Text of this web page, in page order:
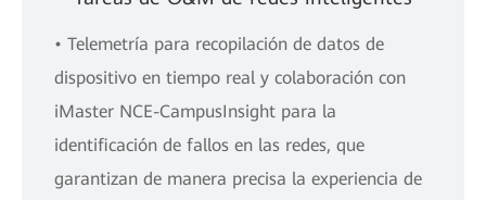
• Telemetría para recopilación de datos de
dispositivo en tiempo real y colaboración con
iMaster NCE-CampusInsight para la
identificación de fallos en las redes, que
garantizan de manera precisa la experiencia de